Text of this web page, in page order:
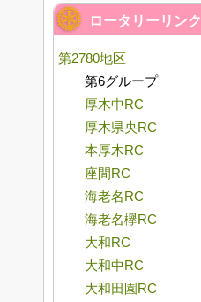
ロータリーリンク
第2780地区
第6グループ
厚木中RC
厚木県央RC
本厚木RC
座間RC
海老名RC
海老名欅RC
大和RC
大和中RC
大和田園RC